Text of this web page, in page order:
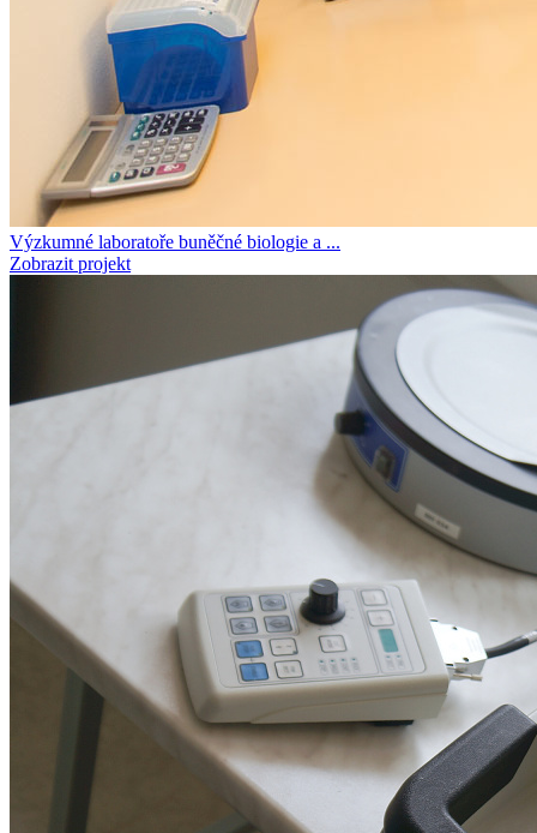
Výzkumné laboratoře buněčné biologie a ...
Zobrazit projekt